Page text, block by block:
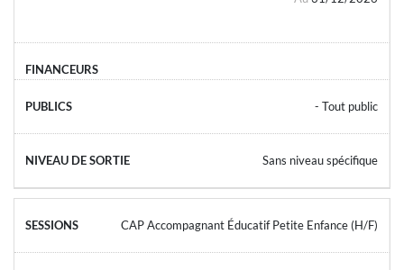
- Tout public
Sans niveau spécifique
CAP Accompagnant Éducatif Petite Enfance (H/F)